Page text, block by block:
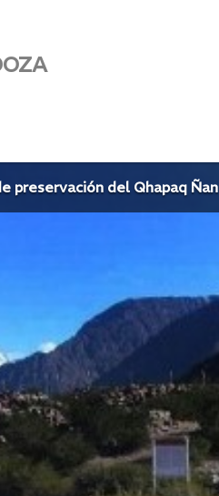
preservación del Qhapaq Ñan